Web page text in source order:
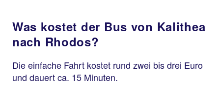
Was kostet der Bus von Kalithea
nach Rhodos?
Die einfache Fahrt kostet rund zwei bis drei Euro
und dauert ca. 15 Minuten.